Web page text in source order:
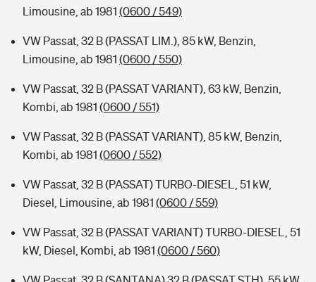
Limousine, ab 1981 (0600 / 549)
VW Passat, 32 B (PASSAT LIM.), 85 kW, Benzin,
Limousine, ab 1981 (0600 / 550)
VW Passat, 32 B (PASSAT VARIANT), 63 kW, Benzin,
Kombi, ab 1981 (0600 / 551)
VW Passat, 32 B (PASSAT VARIANT), 85 kW, Benzin,
Kombi, ab 1981 (0600 / 552)
VW Passat, 32 B (PASSAT) TURBO-DIESEL, 51 kW,
Diesel, Limousine, ab 1981 (0600 / 559)
VW Passat, 32 B (PASSAT VARIANT) TURBO-DIESEL, 51
kW, Diesel, Kombi, ab 1981 (0600 / 560)